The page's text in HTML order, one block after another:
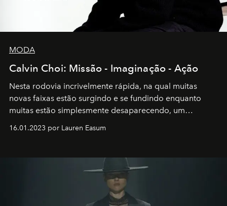
MODA
Calvin Choi: Missão - Imaginação - Ação
Nesta rodovia incrivelmente rápida, na qual muitas
novas faixas estão surgindo e se fundindo enquanto
muitas estão simplesmente desaparecendo, um
transportador AMTD abrindo caminho para muitos
por propósitos, com um claro senso de missão na vida e
16.01.2023 por Lauren Easum